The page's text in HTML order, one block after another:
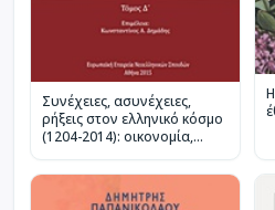
Συνέχειες, ασυνέχειες,
ρήξεις στον ελληνικό κόσμο
(1204-2014): οικονομία,
λογοτεχνία